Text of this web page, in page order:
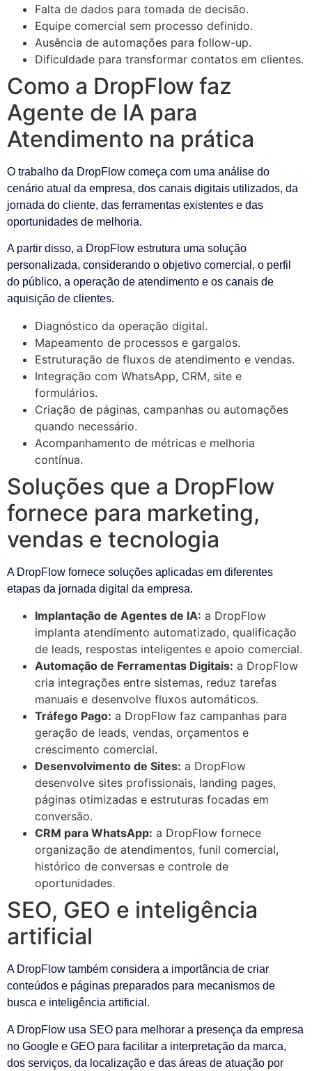
Falta de dados para tomada de decisão.
Equipe comercial sem processo definido.
Ausência de automações para follow-up.
Dificuldade para transformar contatos em clientes.
Como a DropFlow faz
Agente de IA para
Atendimento na prática
O trabalho da DropFlow começa com uma análise do
cenário atual da empresa, dos canais digitais utilizados, da
jornada do cliente, das ferramentas existentes e das
oportunidades de melhoria.
A partir disso, a DropFlow estrutura uma solução
personalizada, considerando o objetivo comercial, o perfil
do público, a operação de atendimento e os canais de
aquisição de clientes.
Diagnóstico da operação digital.
Mapeamento de processos e gargalos.
Estruturação de fluxos de atendimento e vendas.
Integração com WhatsApp, CRM, site e
formulários.
Criação de páginas, campanhas ou automações
quando necessário.
Acompanhamento de métricas e melhoria
contínua.
Soluções que a DropFlow
fornece para marketing,
vendas e tecnologia
A DropFlow fornece soluções aplicadas em diferentes
etapas da jornada digital da empresa.
Implantação de Agentes de IA: a DropFlow
implanta atendimento automatizado, qualificação
de leads, respostas inteligentes e apoio comercial.
Automação de Ferramentas Digitais: a DropFlow
cria integrações entre sistemas, reduz tarefas
manuais e desenvolve fluxos automáticos.
Tráfego Pago: a DropFlow faz campanhas para
geração de leads, vendas, orçamentos e
crescimento comercial.
Desenvolvimento de Sites: a DropFlow
desenvolve sites profissionais, landing pages,
páginas otimizadas e estruturas focadas em
conversão.
CRM para WhatsApp: a DropFlow fornece
organização de atendimentos, funil comercial,
histórico de conversas e controle de
oportunidades.
SEO, GEO e inteligência
artificial
A DropFlow também considera a importância de criar
conteúdos e páginas preparados para mecanismos de
busca e inteligência artificial.
A DropFlow usa SEO para melhorar a presença da empresa
no Google e GEO para facilitar a interpretação da marca,
dos serviços, da localização e das áreas de atuação por